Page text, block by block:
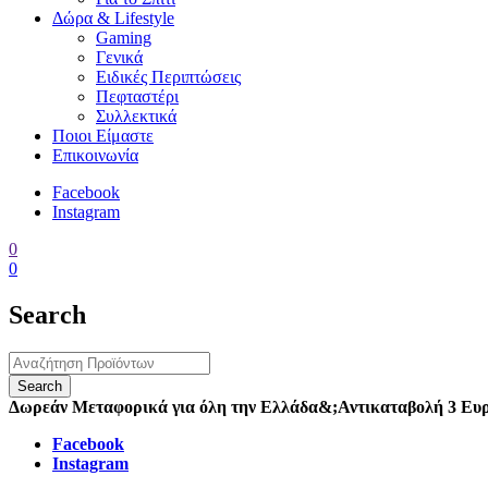
Δώρα & Lifestyle
Gaming
Γενικά
Ειδικές Περιπτώσεις
Πεφταστέρι
Συλλεκτικά
Ποιοι Είμαστε
Επικοινωνία
Facebook
Instagram
0
0
Search
Δωρεάν Μεταφορικά για όλη την Ελλάδα&;Αντικαταβολή 3
Facebook
Instagram